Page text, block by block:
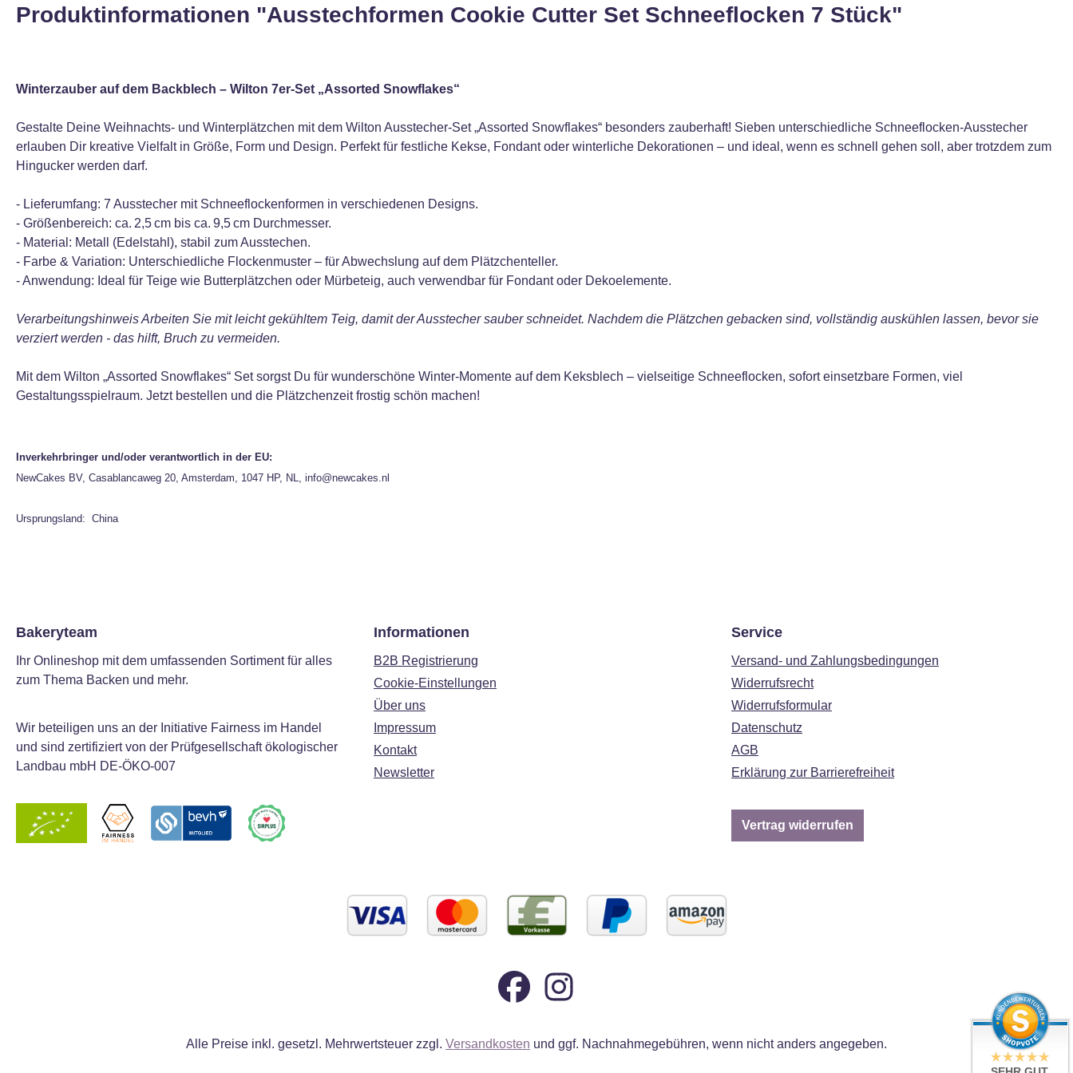
Produktinformationen "Ausstechformen Cookie Cutter Set Schneeflocken 7 Stück"
Winterzauber auf dem Backblech – Wilton 7er‑Set „Assorted Snowflakes“
Gestalte Deine Weihnachts‑ und Winterplätzchen mit dem Wilton Ausstecher‑Set „Assorted Snowflakes“ besonders zauberhaft! Sieben unterschiedliche Schneeflocken‑Ausstecher
erlauben Dir kreative Vielfalt in Größe, Form und Design. Perfekt für festliche Kekse, Fondant oder winterliche Dekorationen – und ideal, wenn es schnell gehen soll, aber trotzdem zum
Hingucker werden darf.
- Lieferumfang: 7 Ausstecher mit Schneeflockenformen in verschiedenen Designs.
- Größenbereich: ca. 2,5 cm bis ca. 9,5 cm Durchmesser.
- Material: Metall (Edelstahl), stabil zum Ausstechen.
- Farbe & Variation: Unterschiedliche Flockenmuster – für Abwechslung auf dem Plätzchenteller.
- Anwendung: Ideal für Teige wie Butterplätzchen oder Mürbeteig, auch verwendbar für Fondant oder Dekoelemente.
Verarbeitungshinweis Arbeiten Sie mit leicht gekühltem Teig, damit der Ausstecher sauber schneidet. Nachdem die Plätzchen gebacken sind, vollständig auskühlen lassen, bevor sie
verziert werden - das hilft, Bruch zu vermeiden.
Mit dem Wilton „Assorted Snowflakes“ Set sorgst Du für wunderschöne Winter‑Momente auf dem Keksblech – vielseitige Schneeflocken, sofort einsetzbare Formen, viel
Gestaltungsspielraum. Jetzt bestellen und die Plätzchenzeit frostig schön machen!
Inverkehrbringer und/oder verantwortlich in der EU:
NewCakes BV, Casablancaweg 20, Amsterdam, 1047 HP, NL, info@newcakes.nl
Ursprungsland: China
Bakeryteam
Ihr Onlineshop mit dem umfassenden Sortiment für alles
zum Thema Backen und mehr.
Wir beteiligen uns an der Initiative Fairness im Handel
und sind zertifiziert von der Prüfgesellschaft ökologischer
Landbau mbH DE-ÖKO-007
Informationen
B2B Registrierung
Cookie-Einstellungen
Über uns
Impressum
Kontakt
Newsletter
Service
Versand- und Zahlungsbedingungen
Widerrufsrecht
Widerrufsformular
Datenschutz
AGB
Erklärung zur Barrierefreiheit
Vertrag widerrufen
Alle Preise inkl. gesetzl. Mehrwertsteuer zzgl. Versandkosten und ggf. Nachnahmegebühren, wenn nicht anders angegeben.